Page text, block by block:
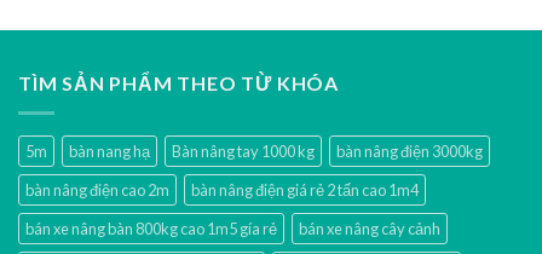
TÌM SẢN PHẨM THEO TỪ KHÓA
5m bàn nang hạ Bàn nâng tay 1000 kg
bàn nâng điện 3000kg
bàn nâng điện cao 2m
bàn nâng điện giá rẻ 2 tấn cao 1m4
bán xe nâng bàn 800kg cao 1m5 gía rẻ
bán xe nâng cây cảnh